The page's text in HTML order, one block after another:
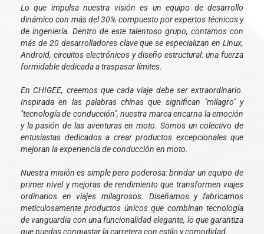
Lo que impulsa nuestra visión es un equipo de desarrollo
dinámico con más del 30% compuesto por expertos técnicos y
de ingeniería. Dentro de este talentoso grupo, contamos con
más de 20 desarrolladores clave que se especializan en Linux,
Android, circuitos electrónicos y diseño estructural: una fuerza
formidable dedicada a traspasar límites.
En CHIGEE, creemos que cada viaje debe ser extraordinario.
Inspirada en las palabras chinas que significan "milagro" y
"tecnología de conducción", nuestra marca encarna la emoción
y la pasión de las aventuras en moto. Somos un colectivo de
entusiastas dedicados a crear productos excepcionales que
mejoran la experiencia de conducción en moto.
Nuestra misión es simple pero poderosa: brindar un equipo de
primer nivel y mejoras de rendimiento que transformen viajes
ordinarios en viajes milagrosos. Diseñamos y fabricamos
meticulosamente productos únicos que combinan tecnología
de vanguardia con una funcionalidad elegante, lo que garantiza
que puedas conquistar la carretera con estilo y comodidad.